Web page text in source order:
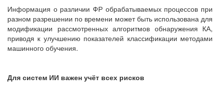
Информация о различии ФР обрабатываемых процессов при
разном разрешении по времени может быть использована для
модификации рассмотренных алгоритмов обнаружения КА,
приводя к улучшению показателей классификации методами
машинного обучения.
Для систем ИИ важен учёт всех рисков